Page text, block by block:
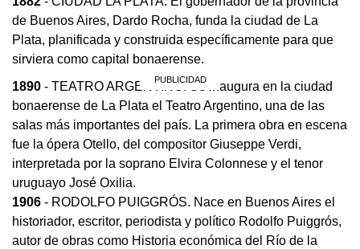
de Buenos Aires, Dardo Rocha, funda la ciudad de La
Plata, planificada y construida específicamente para que
sirviera como capital bonaerense.
1890 - TEATRO ARGENTINO. Se inaugura en la ciudad
bonaerense de La Plata el Teatro Argentino, una de las
salas más importantes del país. La primera obra en escena
fue la ópera Otello, del compositor Giuseppe Verdi,
interpretada por la soprano Elvira Colonnese y el tenor
uruguayo José Oxilia.
1906 - RODOLFO PUIGGRÓS. Nace en Buenos Aires el
historiador, escritor, periodista y político Rodolfo Puiggrós,
autor de obras como Historia económica del Río de la